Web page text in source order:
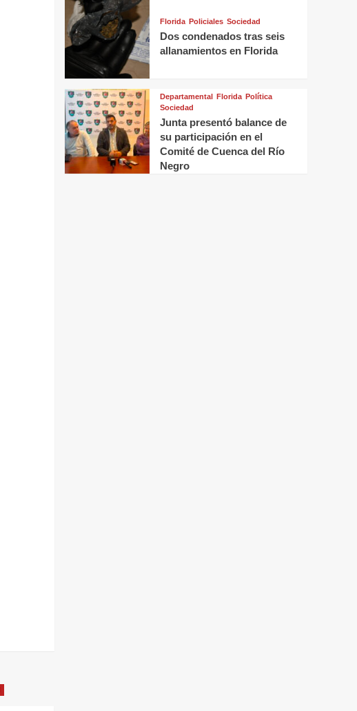
Florida Policiales Sociedad
Dos condenados tras seis
allanamientos en Florida
Departamental Florida Política
Sociedad
Junta presentó balance de
su participación en el
Comité de Cuenca del Río
Negro